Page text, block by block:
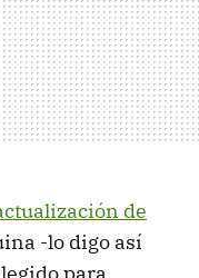
de
-lo digo así
para